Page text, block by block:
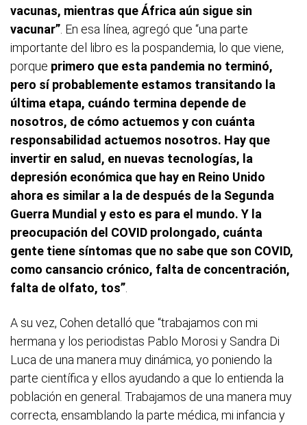
vacunas, mientras que África aún sigue sin
vacunar” . En esa línea, agregó que “una parte
importante del libro es la pospandemia, lo que viene,
porque primero que esta pandemia no terminó,
pero sí probablemente estamos transitando la
última etapa, cuándo termina depende de
nosotros, de cómo actuemos y con cuánta
responsabilidad actuemos nosotros. Hay que
invertir en salud, en nuevas tecnologías, la
depresión económica que hay en Reino Unido
ahora es similar a la de después de la Segunda
Guerra Mundial y esto es para el mundo. Y la
preocupación del COVID prolongado, cuánta
gente tiene síntomas que no sabe que son COVID,
como cansancio crónico, falta de concentración,
falta de olfato, tos”
A su vez, Cohen detalló que “trabajamos con mi
hermana y los periodistas Pablo Morosi y Sandra Di
Luca de una manera muy dinámica, yo poniendo la
parte científica y ellos ayudando a que lo entienda la
población en general. Trabajamos de una manera muy
correcta, ensamblando la parte médica, mi infancia y